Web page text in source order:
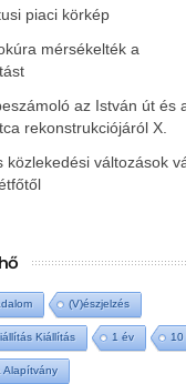
piaci körkép
mérsékelték a
az István út és
rekonstrukciójáról X.
közlekedési változások
(V)észjelzés
Kiállítás 1 év 10
Alapítvány